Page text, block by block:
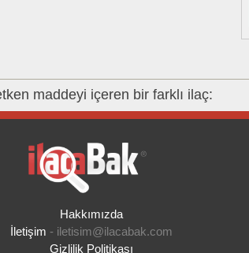
maddeyi içeren bir farklı ilaç:
Hakkımızda
İletişim - iletisim@ilacabak.com
Gizlilik Politikası